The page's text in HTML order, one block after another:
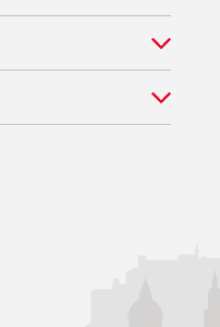
Pinterest
auf TikTok